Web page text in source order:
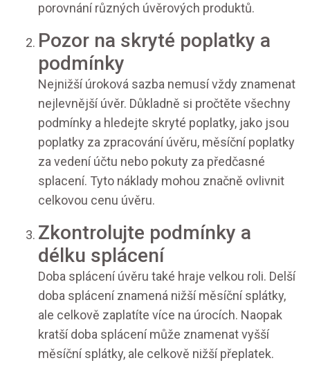
porovnání různých úvěrových produktů.
Pozor na skryté poplatky a
podmínky
Nejnižší úroková sazba nemusí vždy znamenat
nejlevnější úvěr. Důkladně si pročtěte všechny
podmínky a hledejte skryté poplatky, jako jsou
poplatky za zpracování úvěru, měsíční poplatky
za vedení účtu nebo pokuty za předčasné
splacení. Tyto náklady mohou značně ovlivnit
celkovou cenu úvěru.
Zkontrolujte podmínky a
délku splácení
Doba splácení úvěru také hraje velkou roli. Delší
doba splácení znamená nižší měsíční splátky,
ale celkově zaplatíte více na úrocích. Naopak
kratší doba splácení může znamenat vyšší
měsíční splátky, ale celkově nižší přeplatek.